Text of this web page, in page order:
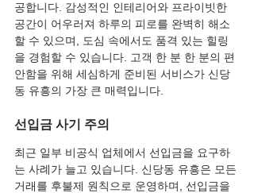
공합니다. 감성적인 인테리어와 프라이빗한
공간이 어우러져 하루의 피로를 완벽히 해소
할 수 있으며, 도심 속에서도 품격 있는 힐링
을 경험할 수 있습니다. 고객 한 분 한 분의 편
안함을 위해 세심하게 준비된 서비스가 신당
동 유흥의 가장 큰 매력입니다.
선입금 사기 주의
최근 일부 비공식 업체에서 선입금을 요구하
는 사례가 늘고 있습니다. 신당동 유흥은 모든
거래를 후불제 원칙으로 운영하며, 선입금을